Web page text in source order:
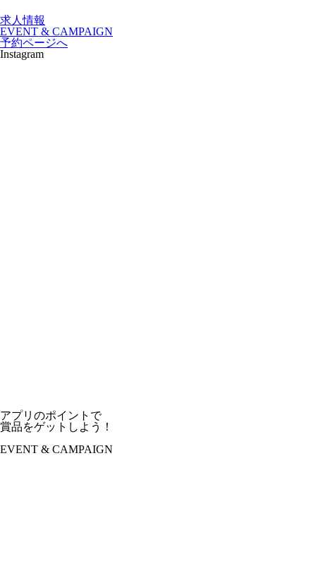
求人情報
EVENT & CAMPAIGN
予約ページへ
Instagram
アプリのポイントで
賞品をゲットしよう！
EVENT & CAMPAIGN